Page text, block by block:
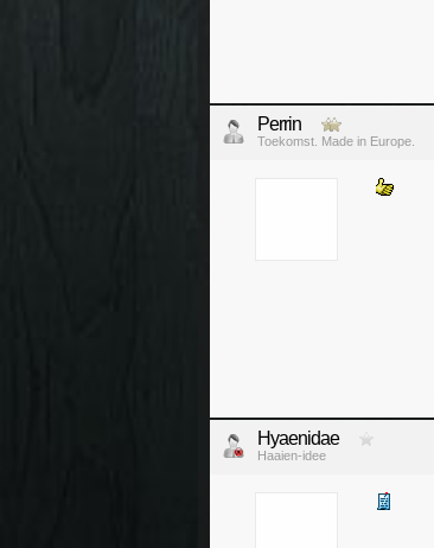
Perrin
Toekomst. Made in Europe.
Hyaenidae
Haaien-idee